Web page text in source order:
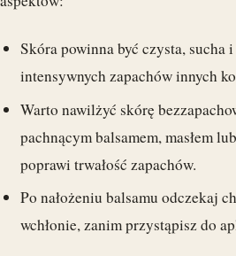
Skóra powinna być czysta, sucha
intensywnych zapachów innych
Warto nawilżyć skórę
pachnącym balsamem, masłem
poprawi trwałość zapachów.
Po nałożeniu balsamu odczekaj
wchłonie, zanim przystąpisz do